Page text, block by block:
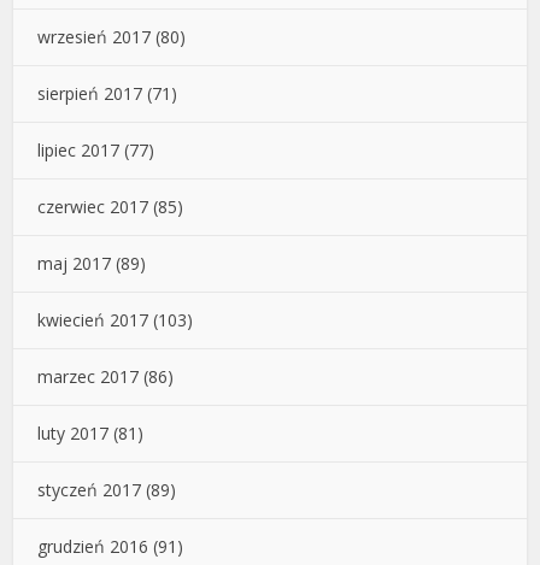
wrzesień 2017 (80)
sierpień 2017 (71)
lipiec 2017 (77)
czerwiec 2017 (85)
maj 2017 (89)
kwiecień 2017 (103)
marzec 2017 (86)
luty 2017 (81)
styczeń 2017 (89)
grudzień 2016 (91)